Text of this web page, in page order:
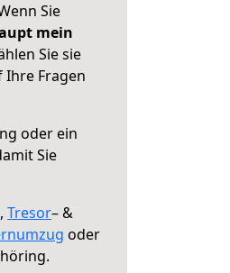
Sie
mein
Sie sie
Fragen
oder ein
Sie
, Tresor– &
oder